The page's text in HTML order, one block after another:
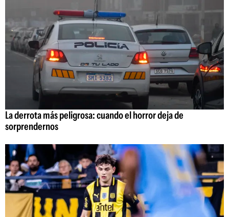
La derrota más peligrosa: cuando el horror deja de
sorprendernos